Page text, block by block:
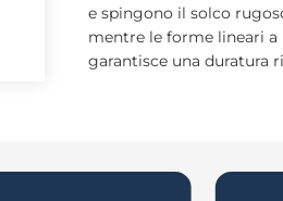
e spingono il solco
mentre le forme lineari
garantisce una duratura